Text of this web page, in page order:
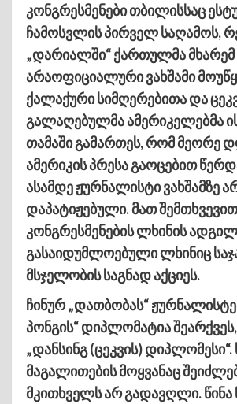
კონგრესმენები თბილისსაც
ჩამოსვლის პირველ საღამოს,
„დარიალში“ ქართულმა მხარემ
არაოფიციალური ვახშამი
ქალაქური სიმღერებითა და
გალაღებულმა ამერიკელებმა
თამაში გამართეს, რომ მეორე
ამერიკის პრესა გაოცებით
ასამდე ჟურნალისტი ვახშამზე
დაპატიჟებული. მათ შემთხვევით
კონგრესმენების ლხინის
გასაიდუმლოებული ლხინიც
მსჯელობის საგნად აქციეს.
ჩინურ „დათბობას“
პონგის“ დიპლომატია
„დანსინგ (ცეკვის) დიპლომესი“.
მაგალითების მოყვანაც
მკითხველს არ გადავღლი.